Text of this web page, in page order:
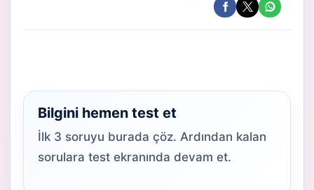
Bilgini hemen test et
İlk 3 soruyu burada çöz. Ardından kalan
sorulara test ekranında devam et.